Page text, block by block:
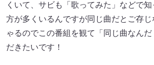
くいて、サビも「歌ってみた」などで
方が多くいるんですが同じ曲だとご存
ゃるのでこの番組を観て「同じ曲なん
だきたいです！